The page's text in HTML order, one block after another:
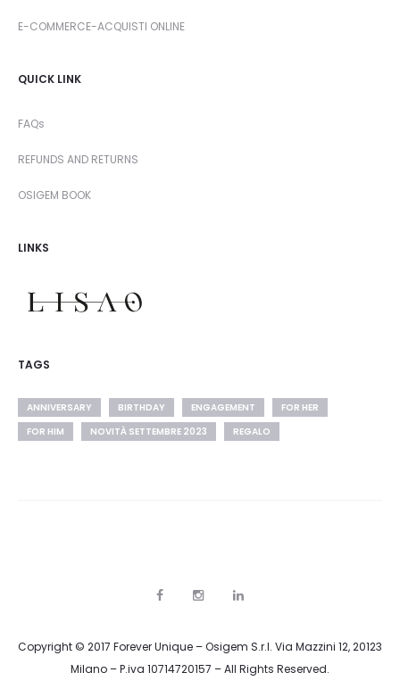
E-COMMERCE-ACQUISTI ONLINE
QUICK LINK
FAQs
REFUNDS AND RETURNS
OSIGEM BOOK
LINKS
TAGS
ANNIVERSARY BIRTHDAY ENGAGEMENT
FOR HER
FOR HIM
NOVITÀ SETTEMBRE 2023 REGALO
b
o
a
r
e
e
Copyright © 2017 Forever Unique – Osigem S.r.l. Via Mazzini 12, 20123
Milano – P.iva 10714720157 – All Rights Reserved.